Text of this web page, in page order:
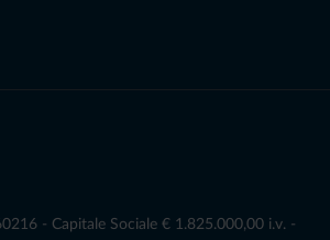
- Capitale Sociale € 1.825.000,00 i.v. -